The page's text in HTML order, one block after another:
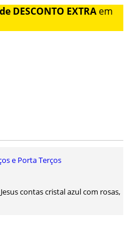
DESCONTO EXTRA em
e Porta Terços